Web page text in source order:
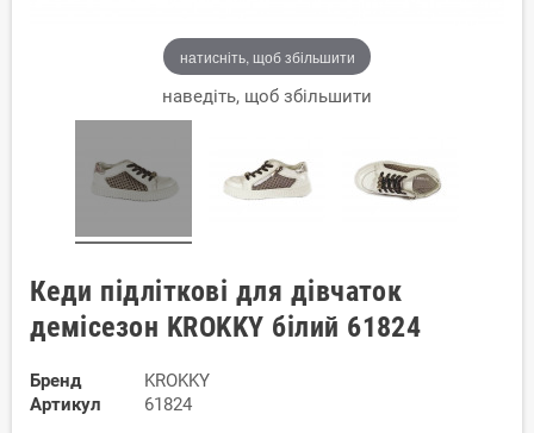
натисніть, щоб збільшити
наведіть, щоб збільшити
Кеди підліткові для дівчаток
демісезон KROKKY білий 61824
Бренд
KROKKY
Артикул
61824